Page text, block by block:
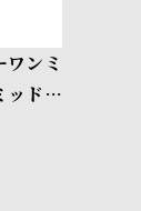
ンミ
ッドナ